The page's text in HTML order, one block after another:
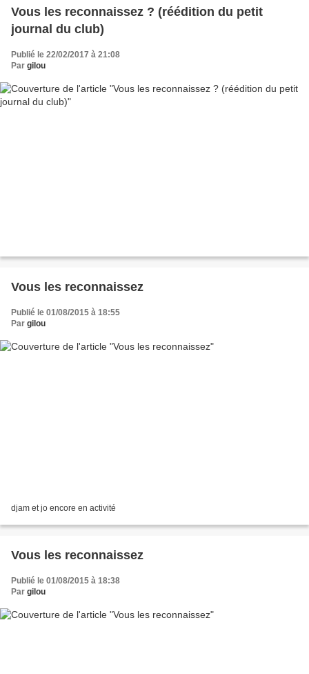
Vous les reconnaissez ? (réédition du petit
journal du club)
Publié le 22/02/2017 à 21:08
Par gilou
Vous les reconnaissez
Publié le 01/08/2015 à 18:55
Par gilou
djam et jo encore en activité
Vous les reconnaissez
Publié le 01/08/2015 à 18:38
Par gilou